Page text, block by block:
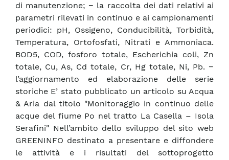
di manutenzione; − la raccolta dei dati relativi ai
parametri rilevati in continuo e ai campionamenti
periodici: pH, Ossigeno, Conducibilità, Torbidità,
Temperatura, Ortofosfati, Nitrati e Ammoniaca.
BOD5, COD, fosforo totale, Escherichia coli, Zn
totale, Cu, As, Cd totale, Cr, Hg totale, Ni, Pb. −
l’aggiornamento ed elaborazione delle serie
storiche E’ stato pubblicato un articolo su Acqua
& Aria dal titolo "Monitoraggio in continuo delle
acque del fiume Po nel tratto La Casella – Isola
Serafini" Nell’ambito dello sviluppo del sito web
GREENINFO destinato a presentare e diffondere
le attività e i risultati del sottoprogetto